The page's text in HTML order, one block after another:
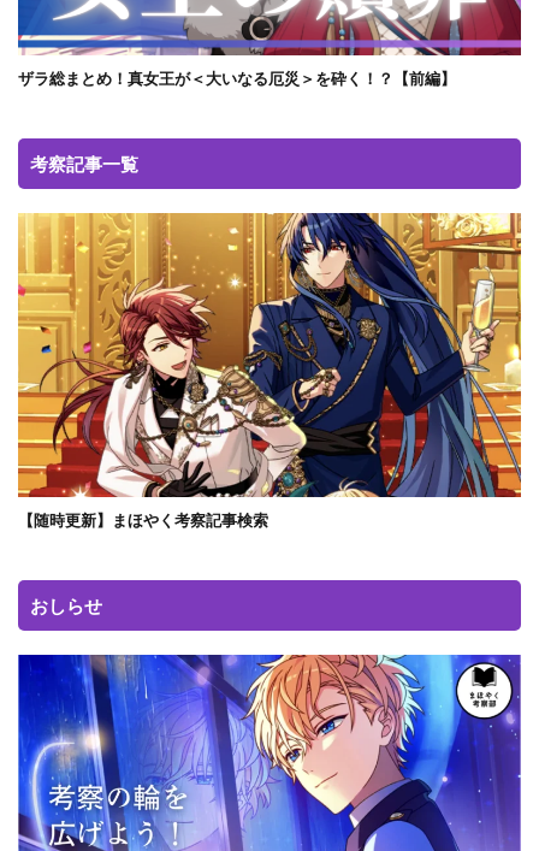
ザラ総まとめ！真女王が＜大いなる厄災＞を砕く！？【前編】
考察記事一覧
【随時更新】まほやく考察記事検索
おしらせ